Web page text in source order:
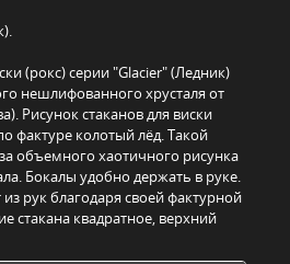
(рокс) серии "Glacier" (Ледник)
нешлифованного хрусталя от
Рисунок стаканов для виски
фактуре колотый лёд. Такой
объемного хаотичного рисунка
Бокалы удобно держать в руке.
рук благодаря своей фактурной
стакана квадратное, верхний